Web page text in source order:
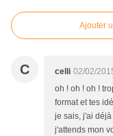
Ajouter
C celli 02/02/
oh ! oh ! oh !
format et tes
je sais, j'ai
j'attends mon